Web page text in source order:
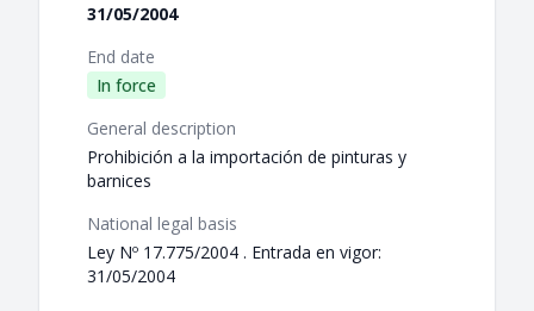
31/05/2004
End date
In force
General description
Prohibición a la importación de pinturas y
barnices
National legal basis
Ley Nº 17.775/2004 . Entrada en vigor:
31/05/2004